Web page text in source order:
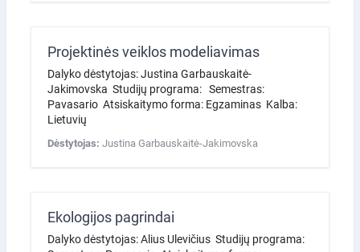
Projektinės veiklos modeliavimas
Dalyko dėstytojas: Justina Garbauskaitė-
Jakimovska Studijų programa: Semestras:
Pavasario Atsiskaitymo forma: Egzaminas Kalba:
Lietuvių
Dėstytojas: Justina Garbauskaitė-Jakimovska
Ekologijos pagrindai
Dalyko dėstytojas: Alius Ulevičius Studijų programa: